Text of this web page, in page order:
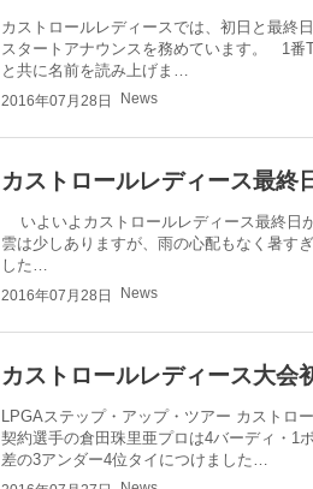
カストロールレディースでは、初日と最終
スタートアナウンスを務めています。 1番
と共に名前を読み上げま…
2016年07月28日 News
カストロールレディース最終
いよいよカストロールレディース最終日
雲は少しありますが、雨の心配もなく暑す
した…
2016年07月28日 News
カストロールレディース大会
LPGAステップ・アップ・ツアー カストロ
契約選手の倉田珠里亜プロは4バーディ・1
差の3アンダー4位タイにつけました…